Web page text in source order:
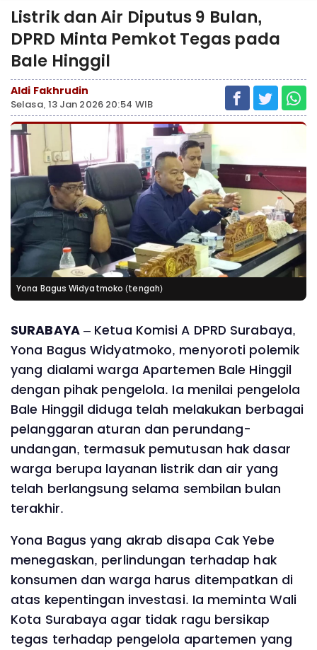
Listrik dan Air Diputus 9 Bulan,
DPRD Minta Pemkot Tegas pada
Bale Hinggil ‎
Aldi Fakhrudin
Selasa, 13 Jan 2026 20:54 WIB
Yona Bagus Widyatmoko (tengah)
‎SURABAYA– Ketua Komisi A DPRD Surabaya,
Yona Bagus Widyatmoko, menyoroti polemik
yang dialami warga Apartemen Bale Hinggil
dengan pihak pengelola. Ia menilai pengelola
Bale Hinggil diduga telah melakukan berbagai
pelanggaran aturan dan perundang-
undangan, termasuk pemutusan hak dasar
warga berupa layanan listrik dan air yang
telah berlangsung selama sembilan bulan
terakhir.
‎Yona Bagus yang akrab disapa Cak Yebe
menegaskan, perlindungan terhadap hak
konsumen dan warga harus ditempatkan di
atas kepentingan investasi. Ia meminta Wali
Kota Surabaya agar tidak ragu bersikap
tegas terhadap pengelola apartemen yang